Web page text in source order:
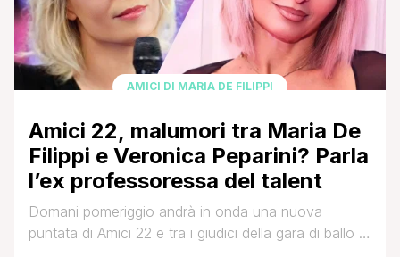
AMICI DI MARIA DE FILIPPI
Amici 22, malumori tra Maria De
Filippi e Veronica Peparini? Parla
l’ex professoressa del talent
Domani pomeriggio andrà in onda una nuova
puntata di Amici 22 e tra i giudici della gara di ballo ci